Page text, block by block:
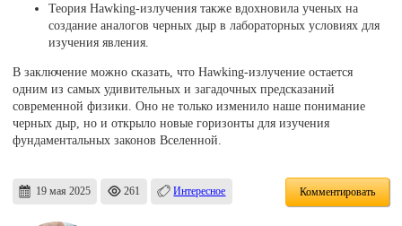
Теория Hawking-излучения также вдохновила ученых на
создание аналогов черных дыр в лабораторных условиях для
изучения явления.
В заключение можно сказать, что Hawking-излучение остается
одним из самых удивительных и загадочных предсказаний
современной физики. Оно не только изменило наше понимание
черных дыр, но и открыло новые горизонты для изучения
фундаментальных законов Вселенной.
19 мая 2025 261 Интересное Комментировать